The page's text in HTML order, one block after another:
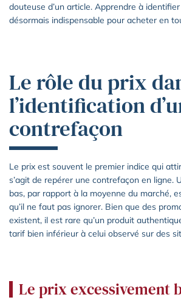
douteuse d’un article. Apprendre à
désormais indispensable pour acheter en
Le rôle du prix
l’identification
contrefaçon
Le prix est souvent le premier indice qui
s’agit de repérer une contrefaçon en ligne.
bas, par rapport à la moyenne du marché,
qu’il ne faut pas ignorer. Bien que des
existent, il est rare qu’un produit
tarif bien inférieur à celui observé sur des
Le prix excessivement